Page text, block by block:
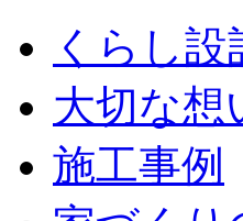
くらし設
大切な想
施工事例